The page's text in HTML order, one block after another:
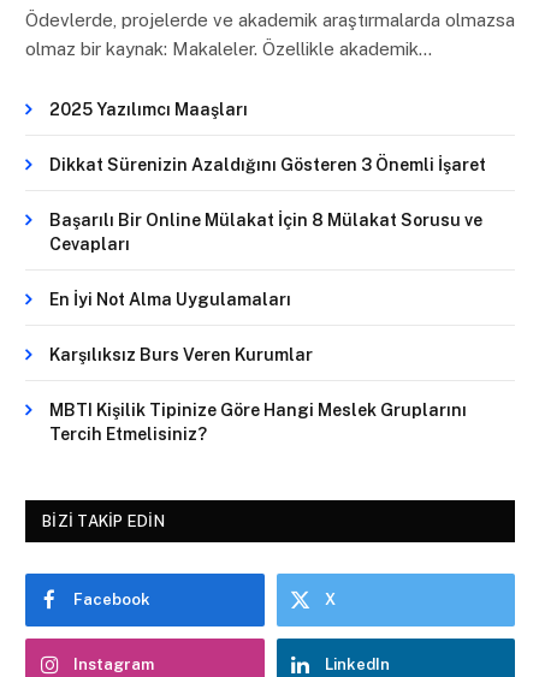
Ödevlerde, projelerde ve akademik araştırmalarda olmazsa
olmaz bir kaynak: Makaleler. Özellikle akademik…
2025 Yazılımcı Maaşları
Dikkat Sürenizin Azaldığını Gösteren 3 Önemli İşaret
Başarılı Bir Online Mülakat İçin 8 Mülakat Sorusu ve
Cevapları
En İyi Not Alma Uygulamaları
Karşılıksız Burs Veren Kurumlar
MBTI Kişilik Tipinize Göre Hangi Meslek Gruplarını
Tercih Etmelisiniz?
BIZI TAKIP EDIN
Facebook X
Instagram LinkedIn